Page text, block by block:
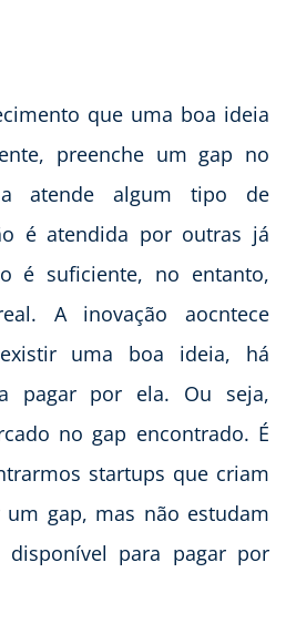
que uma boa ideia
preenche um gap no
atende algum tipo de
é atendida por outras já
é suficiente, no entanto,
A inovação aocntece
uma boa ideia, há
pagar por ela. Ou seja,
no gap encontrado. É
startups que criam
gap, mas não estudam
para pagar por